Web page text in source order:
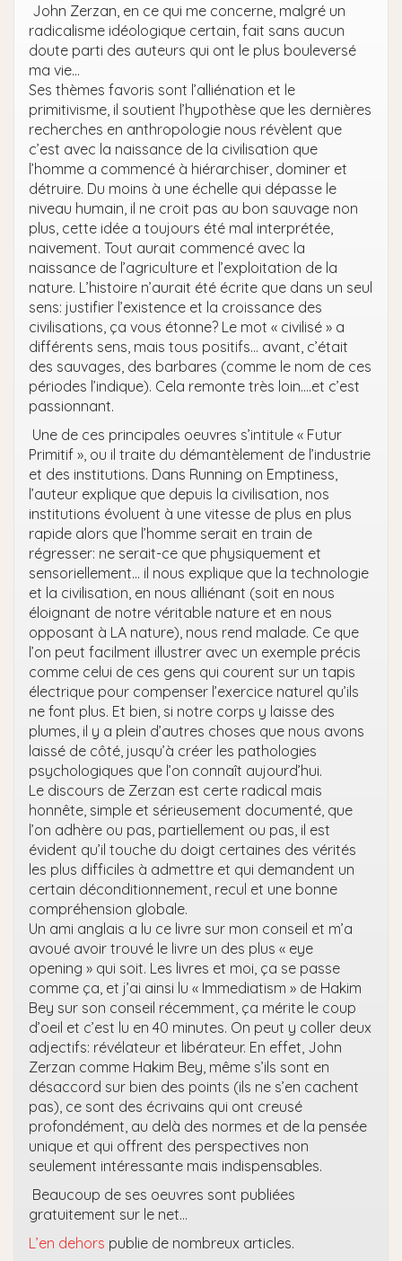
John Zerzan, en ce qui me concerne, malgré un
radicalisme idéologique certain, fait sans aucun
doute parti des auteurs qui ont le plus bouleversé
ma vie…
Ses thèmes favoris sont l’alliénation et le
primitivisme, il soutient l’hypothèse que les dernières
recherches en anthropologie nous révèlent que
c’est avec la naissance de la civilisation que
l’homme a commencé à hiérarchiser, dominer et
détruire. Du moins à une échelle qui dépasse le
niveau humain, il ne croit pas au bon sauvage non
plus, cette idée a toujours été mal interprétée,
naivement. Tout aurait commencé avec la
naissance de l’agriculture et l’exploitation de la
nature. L’histoire n’aurait été écrite que dans un seul
sens: justifier l’existence et la croissance des
civilisations, ça vous étonne? Le mot « civilisé » a
différents sens, mais tous positifs… avant, c’était
des sauvages, des barbares (comme le nom de ces
périodes l’indique). Cela remonte très loin….et c’est
passionnant.
Une de ces principales oeuvres s’intitule « Futur
Primitif », ou il traite du démantèlement de l’industrie
et des institutions. Dans Running on Emptiness,
l’auteur explique que depuis la civilisation, nos
institutions évoluent à une vitesse de plus en plus
rapide alors que l’homme serait en train de
régresser: ne serait-ce que physiquement et
sensoriellement… il nous explique que la technologie
et la civilisation, en nous alliénant (soit en nous
éloignant de notre véritable nature et en nous
opposant à LA nature), nous rend malade. Ce que
l’on peut facilment illustrer avec un exemple précis
comme celui de ces gens qui courent sur un tapis
électrique pour compenser l’exercice naturel qu’ils
ne font plus. Et bien, si notre corps y laisse des
plumes, il y a plein d’autres choses que nous avons
laissé de côté, jusqu’à créer les pathologies
psychologiques que l’on connaît aujourd’hui.
Le discours de Zerzan est certe radical mais
honnête, simple et sérieusement documenté, que
l’on adhère ou pas, partiellement ou pas, il est
évident qu’il touche du doigt certaines des vérités
les plus difficiles à admettre et qui demandent un
certain déconditionnement, recul et une bonne
compréhension globale.
Un ami anglais a lu ce livre sur mon conseil et m’a
avoué avoir trouvé le livre un des plus « eye
opening » qui soit. Les livres et moi, ça se passe
comme ça, et j’ai ainsi lu « Immediatism » de Hakim
Bey sur son conseil récemment, ça mérite le coup
d’oeil et c’est lu en 40 minutes. On peut y coller deux
adjectifs: révélateur et libérateur. En effet, John
Zerzan comme Hakim Bey, même s’ils sont en
désaccord sur bien des points (ils ne s’en cachent
pas), ce sont des écrivains qui ont creusé
profondément, au delà des normes et de la pensée
unique et qui offrent des perspectives non
seulement intéressante mais indispensables.
Beaucoup de ses oeuvres sont publiées
gratuitement sur le net…
L’en dehors publie de nombreux articles.